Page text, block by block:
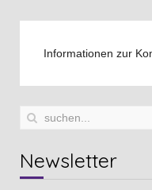
Informationen zur
Newsletter